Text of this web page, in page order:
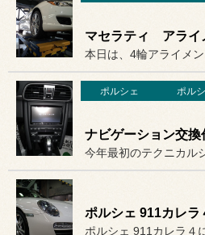
本日は、4輪アライメン
ポルシェ ポル
ナビゲーション交換